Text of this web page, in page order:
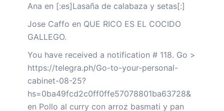
Ana en [:es]Lasaña de calabaza y setas[:]
Jose Caffo en QUE RICO ES EL COCIDO
GALLEGO.
You have received a notification # 118. Go >
https://telegra.ph/Go-to-your-personal-
cabinet-08-25?
hs=0ba49fcd2c0ff0ffe57078801ba63728&
en Pollo al curry con arroz basmati y pan